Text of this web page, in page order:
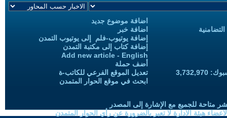
اضافة موضوع جديد
اضافة خبر
إضافة يوتيوب-فلم إلى يوتيوب التمدن
إضافة كتاب إلى مكتبة التمدن
Add new article - English
أضف حملة
تعديل الموقع الفرعي للكاتب-ة
ابحث في موقع الحوار المتمدن
متاحة للجميع مع الإشارة إلى المصدر
هيئة الادارة لا تعبر بالضرورة عن رأي الحوار المتمدن